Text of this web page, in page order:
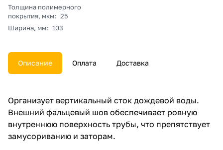
Толщина полимерного
покрытия, мкм: 25
Ширина, мм: 103
Описание Оплата Доставка
Организует вертикальный сток дождевой воды.
Внешний фальцевый шов обеспечивает ровную
внутреннюю поверхность трубы, что препятствует
замусориванию и заторам.